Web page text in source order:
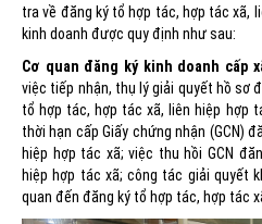
tra về đăng ký tổ hợp tác, hợp tác xã,
kinh doanh được quy định như sau:
Cơ quan đăng ký kinh doanh cấp
việc tiếp nhận, thụ lý giải quyết hồ sơ
tổ hợp tác, hợp tác xã, liên hiệp hợp
thời hạn cấp Giấy chứng nhận (GCN)
hiệp hợp tác xã; việc thu hồi GCN
hiệp hợp tác xã; công tác giải quyết
quan đến đăng ký tổ hợp tác, hợp tác